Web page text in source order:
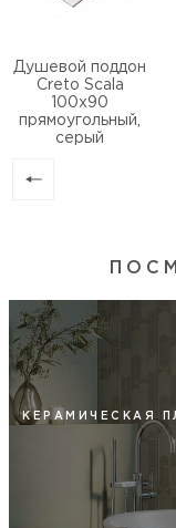
Душевой поддон
Creto Scala
100x90
прямоугольный,
серый
КЕРАМИЧЕСКАЯ